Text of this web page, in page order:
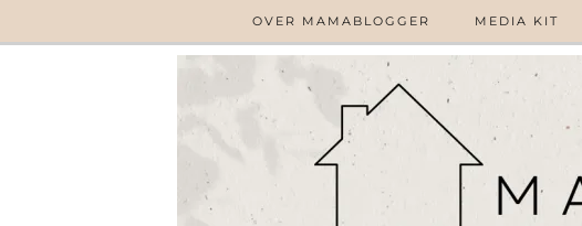
OVER MAMABLOGGER MEDIA KIT